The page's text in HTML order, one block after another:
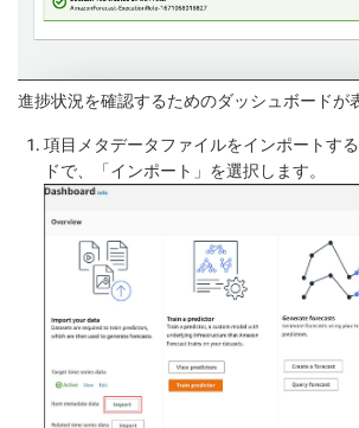
進捗状況を確認するためのダッシュボードが
項目メタデータファイルをインポートす
ドで、
「インポート」 を選択します。